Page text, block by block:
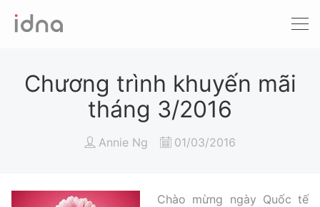
Xét nghiệm ADN
Tầm soát ung thư
Làm khai sinh
Chương trình khuyến mãi
tháng 3/2016
Annie Ng 01/03/2016
Chào mừng ngày Quốc tế